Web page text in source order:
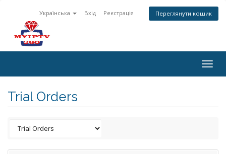
Українська Вхід Реєстрація Переглянути кошик
Trial Orders